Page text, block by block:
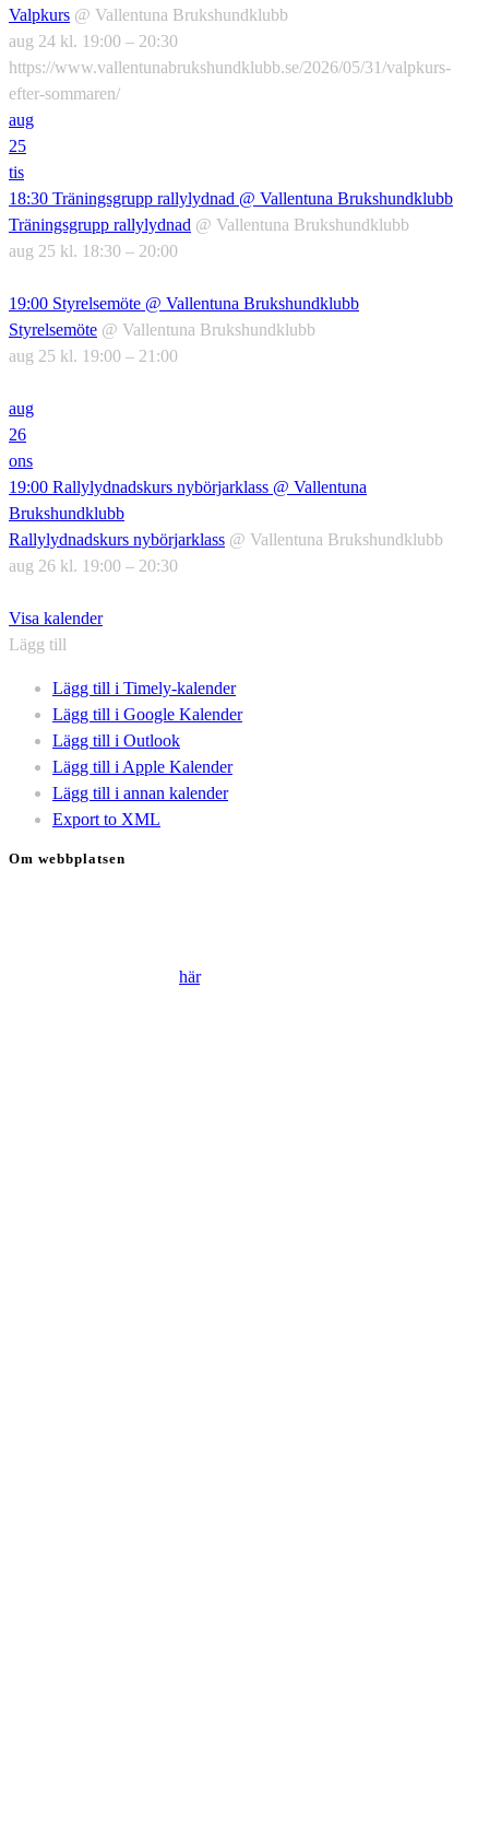
Valpkurs @ Vallentuna Brukshundklubb
aug 24 kl. 19:00 – 20:30
https://www.vallentunabrukshundklubb.se/2026/05/31/valpkurs-
efter-sommaren/
aug
25
tis
18:30 Träningsgrupp rallylydnad @ Vallentuna Brukshundklubb
Träningsgrupp rallylydnad @ Vallentuna Brukshundklubb
aug 25 kl. 18:30 – 20:00
19:00 Styrelsemöte @ Vallentuna Brukshundklubb
Styrelsemöte @ Vallentuna Brukshundklubb
aug 25 kl. 19:00 – 21:00
aug
26
ons
19:00 Rallylydnadskurs nybörjarklass @ Vallentuna
Brukshundklubb
Rallylydnadskurs nybörjarklass @ Vallentuna Brukshundklubb
aug 26 kl. 19:00 – 20:30
Visa kalender
Lägg till
Lägg till i Timely-kalender
Lägg till i Google Kalender
Lägg till i Outlook
Lägg till i Apple Kalender
Lägg till i annan kalender
Export to XML
Om webbplatsen
här.